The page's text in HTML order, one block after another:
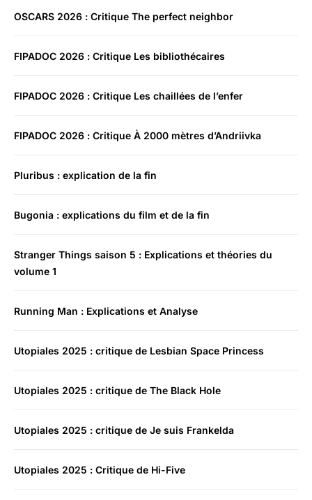
OSCARS 2026 : Critique The perfect neighbor
FIPADOC 2026 : Critique Les bibliothécaires
FIPADOC 2026 : Critique Les chaillées de l’enfer
FIPADOC 2026 : Critique À 2000 mètres d’Andriivka
Pluribus : explication de la fin
Bugonia : explications du film et de la fin
Stranger Things saison 5 : Explications et théories du
volume 1
Running Man : Explications et Analyse
Utopiales 2025 : critique de Lesbian Space Princess
Utopiales 2025 : critique de The Black Hole
Utopiales 2025 : critique de Je suis Frankelda
Utopiales 2025 : Critique de Hi-Five